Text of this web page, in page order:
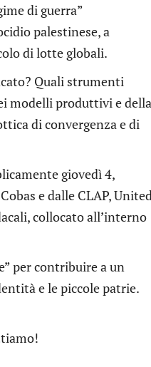
di guerra”
palestinese, a
di lotte globali.
Quali strumenti
modelli produttivi e della
di convergenza e di
giovedì 4,
e dalle CLAP,
collocato all’interno
per contribuire a un
e le piccole patrie.